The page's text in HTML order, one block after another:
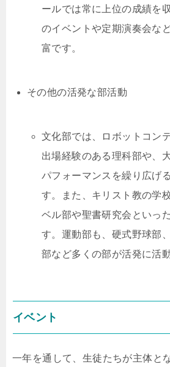
ールでは常に上位の成績を
のイベントや定期演奏会な
富です。
その他の活発な部活動
文化部では、ロボットコン
出場経験のある理科部や、
パフォーマンスを繰り広げ
す。また、キリスト教の学
ベル部や聖書研究会といっ
す。運動部も、硬式野球部
部など多くの部が活発に活
イベント
一年を通して、生徒たちが主体と